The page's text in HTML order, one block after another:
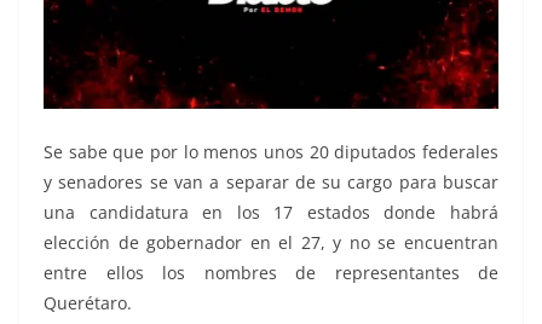
Se sabe que por lo menos unos 20 diputados federales
y senadores se van a separar de su cargo para buscar
una candidatura en los 17 estados donde habrá
elección de gobernador en el 27, y no se encuentran
entre ellos los nombres de representantes de
Querétaro.